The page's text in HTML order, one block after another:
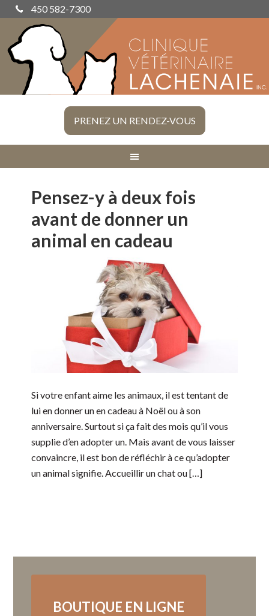
450 582-7300
PRENEZ UN RENDEZ-VOUS
Pensez-y à deux fois
avant de donner un
animal en cadeau
Si votre enfant aime les animaux, il est tentant de
lui en donner un en cadeau à Noël ou à son
anniversaire. Surtout si ça fait des mois qu’il vous
supplie d’en adopter un. Mais avant de vous laisser
convaincre, il est bon de réfléchir à ce qu’adopter
un animal signifie. Accueillir un chat ou […]
BOUTIQUE EN LIGNE